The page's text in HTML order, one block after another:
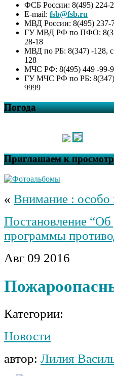
ФСБ России: 8(495) 224-
E-mail: fsb@fsb.ru
МВД России: 8(495) 237-
ГУ МВД РФ по ПФО:
28-18
МВД по РБ: 8(347) -128,
128
МЧС РФ: 8(495) 449 -99-
ГУ МЧС РФ по РБ:
9999
Погода
Приглашаем к
« Внимание :
Постановление
программы
Авг 09 2016
Категории:
Новости
автор: Лилия